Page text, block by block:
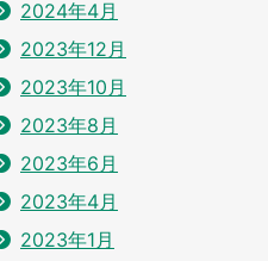
2024年4月
2023年12月
2023年10月
2023年8月
2023年6月
2023年4月
2023年1月